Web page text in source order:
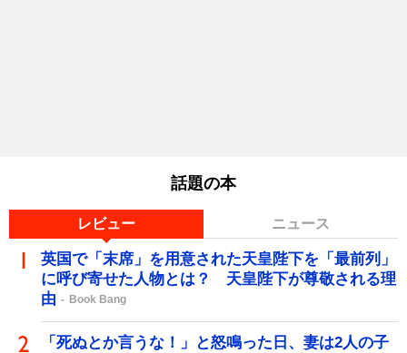
話題の本
レビュー ニュース
英国で「末席」を用意された天皇陛下を「最前列」
に呼び寄せた人物とは？ 天皇陛下が尊敬される理
由
Book Bang
「死ぬとか言うな！」と怒鳴った日、妻は2人の子